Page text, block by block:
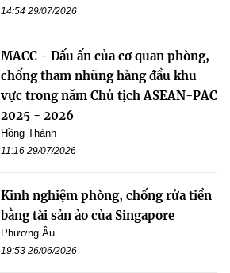
14:54 29/07/2026
MACC - Dấu ấn của cơ quan phòng,
chống tham nhũng hàng đầu khu
vực trong năm Chủ tịch ASEAN-PAC
2025 - 2026
Hồng Thành
11:16 29/07/2026
Kinh nghiệm phòng, chống rửa tiền
bằng tài sản ảo của Singapore
Phương Âu
19:53 26/06/2026